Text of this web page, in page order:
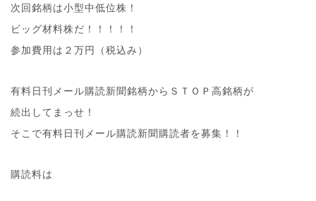
次回銘柄は小型中低位株！
ビッグ材料株だ！！！！！
参加費用は２万円（税込み）
有料日刊メール購読新聞銘柄からＳＴＯＰ高銘柄が
続出してまっせ！
そこで有料日刊メール購読新聞購読者を募集！！
購読料は